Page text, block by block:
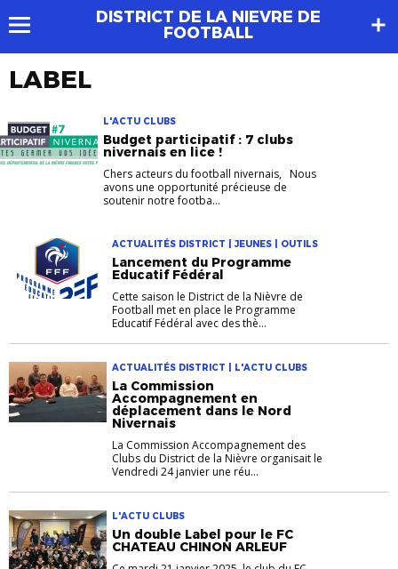
DISTRICT DE LA NIEVRE DE
FOOTBALL
LABEL
L'ACTU CLUBS
Budget participatif : 7 clubs
nivernais en lice !
Chers acteurs du football nivernais, Nous
avons une opportunité précieuse de
soutenir notre footba...
ACTUALITÉS DISTRICT | JEUNES | OUTILS
Lancement du Programme
Educatif Fédéral
Cette saison le District de la Nièvre de
Football met en place le Programme
Educatif Fédéral avec des thè...
ACTUALITÉS DISTRICT | L'ACTU CLUBS
La Commission
Accompagnement en
déplacement dans le Nord
Nivernais
La Commission Accompagnement des
Clubs du District de la Nièvre organisait le
Vendredi 24 janvier une réu...
L'ACTU CLUBS
Un double Label pour le FC
CHATEAU CHINON ARLEUF